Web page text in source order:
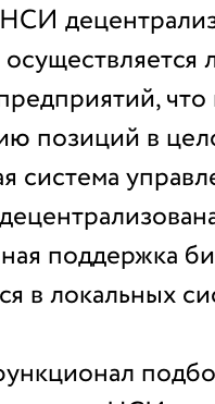
позиций в
система
поддержка
в локальных